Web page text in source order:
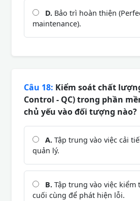
D. Bảo trì hoàn thiện
maintenance).
Câu 18: Kiểm soát chất
Control - QC) trong phần
chủ yếu vào đối tượng nào?
A. Tập trung vào việc cải
quản lý.
B. Tập trung vào việc kiểm
cuối cùng để phát hiện lỗi.